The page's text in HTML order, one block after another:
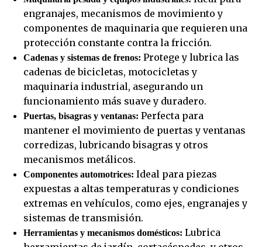
engranajes, mecanismos de movimiento y
componentes de maquinaria que requieren una
protección constante contra la fricción.
Cadenas y sistemas de frenos: Protege y lubrica las
cadenas de bicicletas, motocicletas y
maquinaria industrial, asegurando un
funcionamiento más suave y duradero.
Puertas, bisagras y ventanas: Perfecta para
mantener el movimiento de puertas y ventanas
corredizas, lubricando bisagras y otros
mecanismos metálicos.
Componentes automotrices: Ideal para piezas
expuestas a altas temperaturas y condiciones
extremas en vehículos, como ejes, engranajes y
sistemas de transmisión.
Herramientas y mecanismos domésticos: Lubrica